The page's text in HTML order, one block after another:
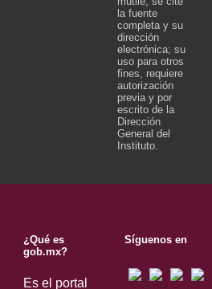
la fuente
completa y su
dirección
electrónica; su
uso para otros
fines, requiere
autorización
previa y por
escrito de la
Dirección
General del
Instituto.
¿Qué es
gob.mx?
Es el portal
Síguenos en